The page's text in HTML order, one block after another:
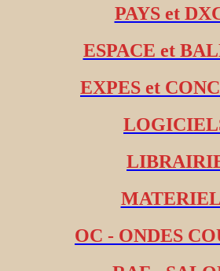
PAYS et
ESPACE et
EXPES et
OC - ONDES